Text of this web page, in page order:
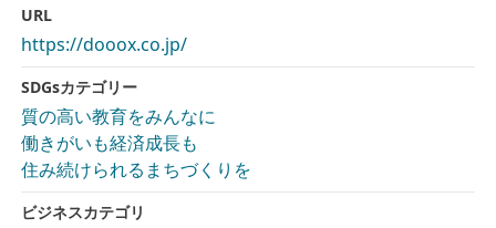
URL
https://dooox.co.jp/
SDGsカテゴリー
質の高い教育をみんなに
働きがいも経済成長も
住み続けられるまちづくりを
ビジネスカテゴリ